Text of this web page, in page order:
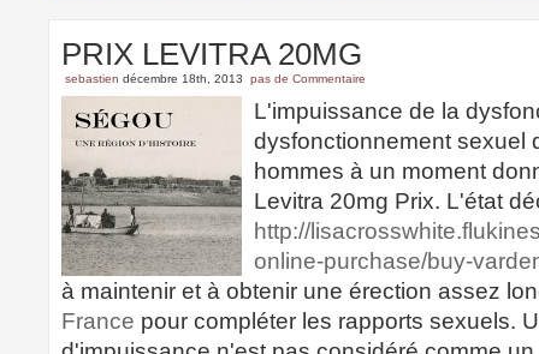
PRIX LEVITRA 20MG
sebastien décembre 18th, 2013 pas de Commentaire
L'impuissance de la
dysfonctionnement sexuel
hommes à un moment
Levitra 20mg Prix. L'état
http://
online-purchase/buy-
à maintenir et à obtenir une érection assez
France pour compléter les rapports sexuels.